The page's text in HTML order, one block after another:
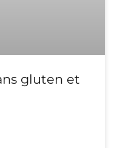
gluten et